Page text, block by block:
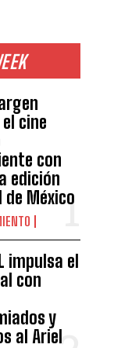
cine
con
edición
de México
impulsa el
con
y
al Ariel